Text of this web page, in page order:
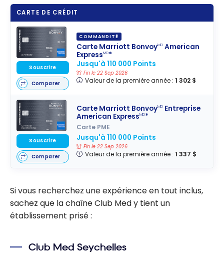
Bonvoy :
Comment
calculer ses
points Marriott
Bonvoy et en
obtenir
davantage
CARTE DE CRÉDIT
COMMANDITÉ
Carte Marriott BonvoyMD American
ExpressMD*
Jusqu'à 110 000 Points
Fin le 22 Sep 2026
Valeur de la première année : 1 302 $
Souscrire
Comparer
Carte Marriott BonvoyMD Entreprise
American ExpressMD*
Carte PME
Jusqu'à 110 000 Points
Fin le 22 Sep 2026
Valeur de la première année : 1 337 $
Souscrire
Comparer
Si vous recherchez une expérience en tout inclus,
sachez que la chaîne Club Med y tient un
établissement prisé :
Club Med Seychelles